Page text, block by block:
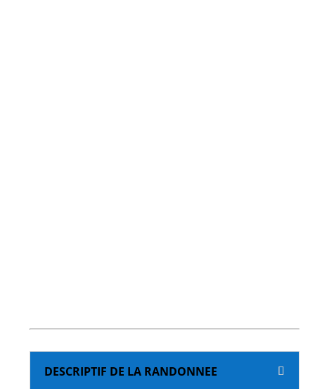
DESCRIPTIF DE LA RANDONNEE